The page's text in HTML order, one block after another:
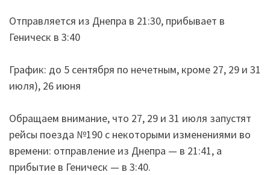
Отправляется из Днепра в 21:30, прибывает в
Геническ в 3:40
График: до 5 сентября по нечетным, кроме 27, 29 и 31
июля), 26 июня
Обращаем внимание, что 27, 29 и 31 июля запустят
рейсы поезда №190 с некоторыми изменениями во
времени: отправление из Днепра — в 21:41, а
прибытие в Геническ — в 3:40.